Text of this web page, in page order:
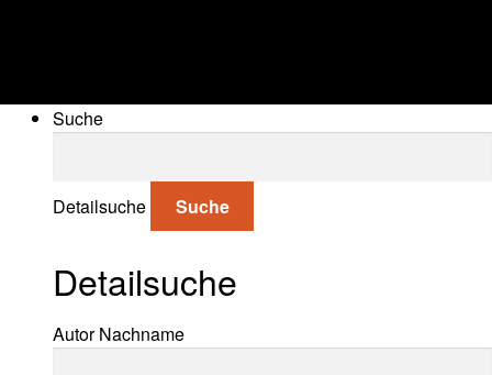
Suche
Detailsuche Suche
Detailsuche
Suche nach:
Autor Nachname